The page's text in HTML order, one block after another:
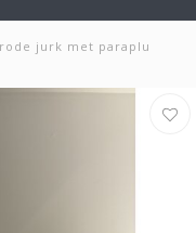
jurk met paraplu